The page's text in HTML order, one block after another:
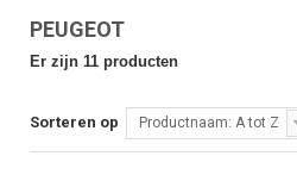
PEUGEOT
Er zijn 11 producten
Sorteren op Productnaam: A tot Z